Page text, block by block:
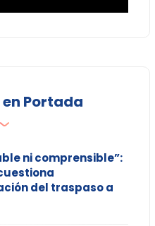
Portada
ni comprensible”:
del traspaso a